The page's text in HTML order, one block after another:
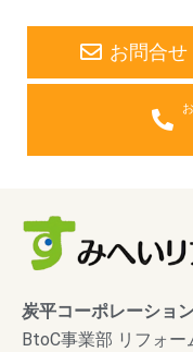
お問合せ
炭平コーポレーション
BtoC事業部 リフォー